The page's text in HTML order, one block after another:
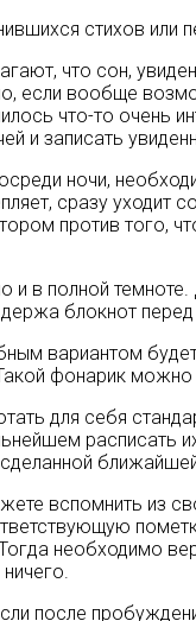
стихов или
что сон,
если вообще
что-то очень
и записать
ночи,
сразу
против того,
в полной темноте.
блокнот
вариантом
фонарик
для себя
вспомнить из
необходимо
после